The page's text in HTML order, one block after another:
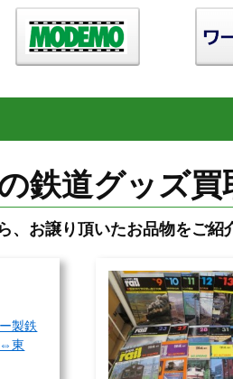
鉄道グッズ買
、お譲り頂いたお品物をご紹
製鉄
東